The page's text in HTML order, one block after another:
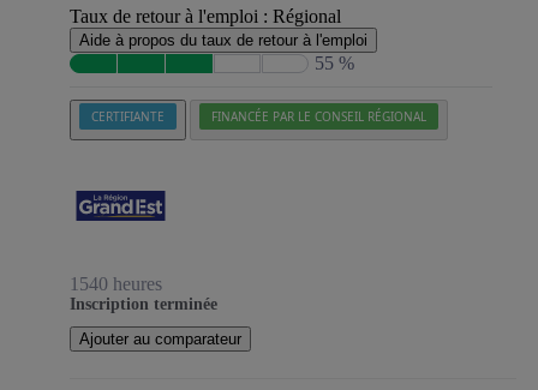
Taux de retour à l'emploi : Régional
Aide à propos du taux de retour à l'emploi
55 %
CERTIFIANTE FINANCÉE PAR LE CONSEIL RÉGIONAL
1540 heures
Inscription terminée
Ajouter au comparateur